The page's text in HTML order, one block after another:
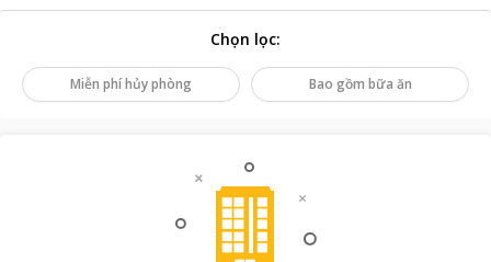
Chọn lọc:
Miễn phí hủy phòng Bao gồm bữa ăn